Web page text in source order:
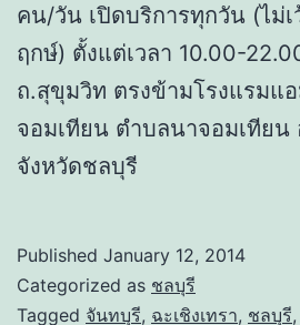
คน/วัน เปิดบริการทุกวัน (ไม่
ฤกษ์) ตั้งแต่เวลา 10.00-
ถ.สุขุมวิท ตรงข้ามโรงแรมแ
จอมเทียน ตำบลนาจอมเทียน
จังหวัดชลบุรี
Published January 12, 2014
Categorized as ชลบุรี
Tagged จันทบุรี, ฉะเชิงเทรา, ชลบุรี,